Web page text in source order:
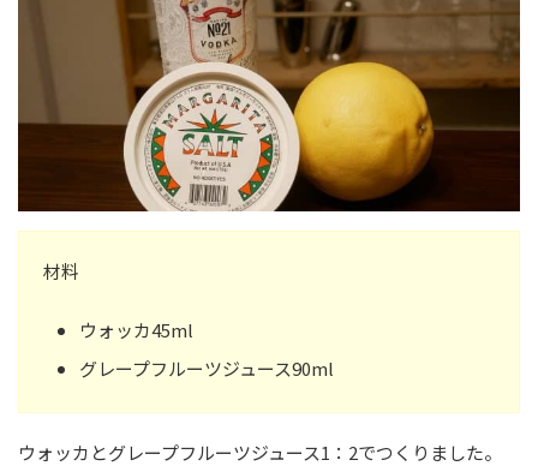
材料
ウォッカ45ml
グレープフルーツジュース90ml
ウォッカとグレープフルーツジュース1：2でつくりました。